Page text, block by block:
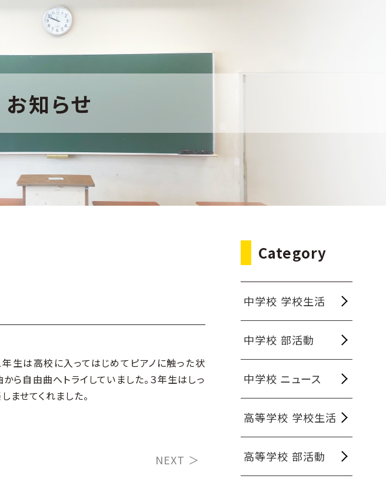
お知らせ
生は高校に入ってはじめてピアノに触った状
ら自由曲へトライしていました。３年生はしっ
ませてくれました。
NEXT ＞
Category
中学校 学校生活
中学校 部活動
中学校 ニュース
高等学校 学校生活
高等学校 部活動